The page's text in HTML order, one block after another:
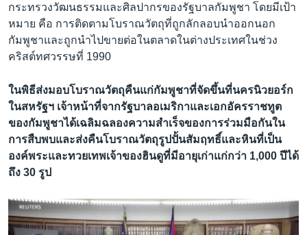
กระทรวงวัฒนธรรมและศิลปากรของรัฐบาลกัมพูชา โดยมีเป้า
หมาย คือ การติดตามโบราณวัตถุที่ถูกลักลอบนำออกนอก
กัมพูชาและถูกนำไปขายต่อในตลาดในต่างประเทศในช่วง
คริสต์ทศวรรษที่ 1990
ในพิธีส่งมอบโบราณวัตถุคืนแก่กัมพูชาที่จัดขึ้นที่นครนิวยอร์ก
ในสหรัฐฯ เจ้าหน้าที่จากรัฐบาลอเมริกาและเอกอัครราชทูต
ของกัมพูชาได้เฉลิมฉลองความสำเร็จของการร่วมมือกันใน
การสืบพบและส่งคืนโบราณวัตถุรูปปั้นสัมฤทธิ์และหินที่เป็น
องค์พระและทวยเทพเจ้าของฮินดูที่มีอายุเก่าแก่กว่า 1,000 ปีได้
ถึง 30 รูป